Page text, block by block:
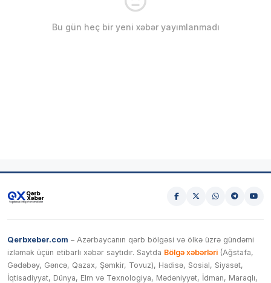
Bu gün heç bir yeni xəbər yayımlanmadı
Qerbxeber.com – Azərbaycanın qərb bölgəsi və ölkə üzrə gündəmi
izləmək üçün etibarlı xəbər saytıdır. Saytda Bölgə xəbərləri (Ağstafa,
Gədəbəy, Gəncə, Qazax, Şəmkir, Tovuz), Hadisə, Sosial, Siyasət,
İqtisadiyyat, Dünya, Elm və Texnologiya, Mədəniyyət, İdman, Maraqlı,